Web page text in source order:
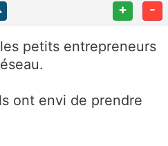
+ -
petits entrepreneurs
ont envi de prendre